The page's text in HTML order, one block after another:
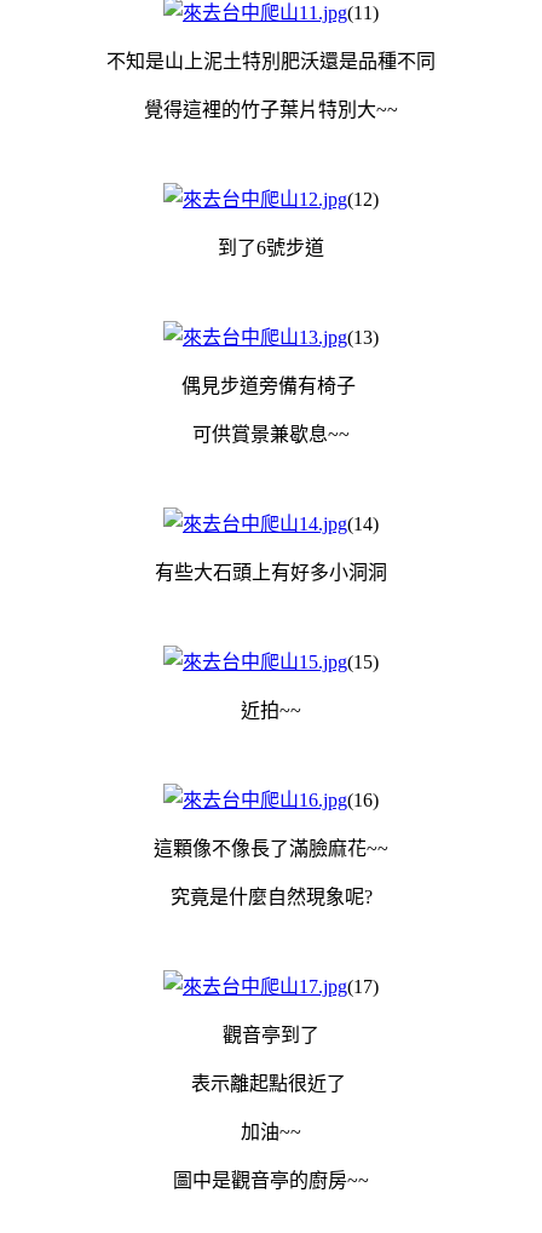
(11)
不知是山上泥土特別肥沃還是品種不同
覺得這裡的竹子葉片特別大~~
(12)
到了6號步道
(13)
偶見步道旁備有椅子
可供賞景兼歇息~~
(14)
有些大石頭上有好多小洞洞
(15)
近拍~~
(16)
這顆像不像長了滿臉麻花~~
究竟是什麼自然現象呢?
(17)
觀音亭到了
表示離起點很近了
加油~~
圖中是觀音亭的廚房~~